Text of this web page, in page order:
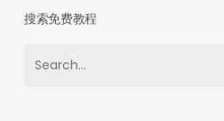
搜索免费教程